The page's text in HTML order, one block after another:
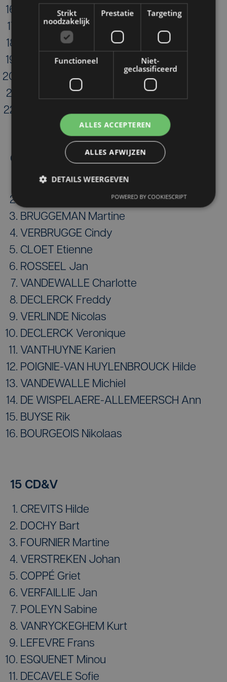
ROMMEL Siska
KESTELOOT Dirk
ADAMS Carla
DELOOF Bram
DESOETE Isabel
ROLLEZ Johan
PILLAERT Kristof
Opvolgers
MAERTENS Bert
DETAVERNIER Kelly
BRUGGEMAN Martine
VERBRUGGE Cindy
CLOET Etienne
ROSSEEL Jan
VANDEWALLE Charlotte
DECLERCK Freddy
VERLINDE Nicolas
DECLERCK Veronique
VANTHUYNE Karien
POIGNIE-VAN HUYLENBROUCK Hilde
VANDEWALLE Michiel
DE WISPELAERE-ALLEMEERSCH Ann
BUYSE Rik
BOURGEOIS Nikolaas
15 CD&V
CREVITS Hilde
DOCHY Bart
FOURNIER Martine
VERSTREKEN Johan
COPPÉ Griet
VERFAILLIE Jan
POLEYN Sabine
VANRYCKEGHEM Kurt
LEFEVRE Frans
ESQUENET Minou
DECAVELE Sofie
Strikt
noodzakelijk
Prestatie Targeting
Functioneel
Niet-
geclassificeerd
ALLES ACCEPTEREN
ALLES AFWIJZEN
DETAILS WEERGEVEN
POWERED BY COOKIESCRIPT